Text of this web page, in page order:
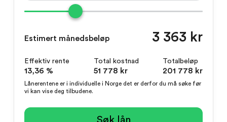
Estimert månedsbeløp 3 363 kr
Effektiv rente
13,36 %
Total kostnad
51 778 kr
Totalbeløp
201 778 kr
Lånerentene er i individuelle i Norge det er derfor du må søke før
vi kan vise deg tilbudene.
Søk lån